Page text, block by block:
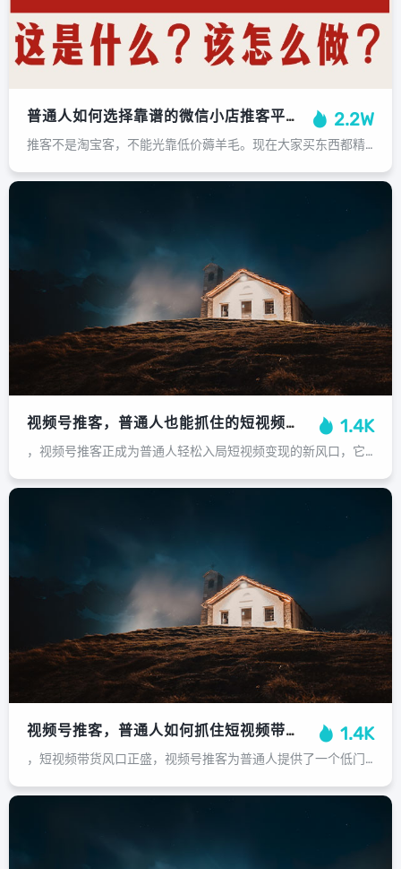
普通人如何选择靠谱的微信小店推客平台？避坑指南来了！ 2.2W
推客不是淘宝客，不能光靠低价薅羊毛。现在大家买东西都精着呢，你要在朋友圈让人持续下单，要么你自己会写走心测评（比如母婴用品亲自给孩子试用），要么平台能给你源源不断的干货素材。记住，能让你长期赚到钱的平台，一定不是让你觉得&q...
视频号推客，普通人也能抓住的短视频变现新风口，视频号推客，普通人也能抓住的短视频变现新风口 1.4K
，视频号推客正成为普通人轻松入局短视频变现的新风口，它依托于微信视频号平台，其核心模式是用户通过分享视频号带货链接，一旦有消费者通过该链接完成购买，分享者即可获得相应佣金，这种模式门槛极低，无需自己拍摄、剪辑或直播，仅需利用...
视频号推客，普通人如何抓住短视频带货新风口，实现副业增收？视频号推客，普通人抓住短视频带货风口，实现副业增收指南 1.4K
，短视频带货风口正盛，视频号推客为普通人提供了一个低门槛的副业增收机会，您无需自己拍摄视频或囤货，核心在于利用“推客”身份，通过分享优质商品短视频链接来赚取佣金，关键在于选品与内容：选择与自身账号定位相符、且佣金和销量有保障...